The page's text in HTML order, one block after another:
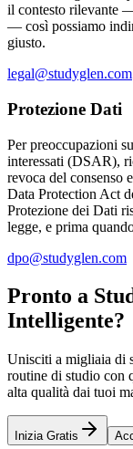
il contesto rilevante
— così possiamo
giusto.
legal@studyglen.com
Protezione Dati
Per preoccupazioni
interessati (DSAR),
revoca del consenso
Data Protection Act
Protezione dei Dati
legge, e prima
dpo@studyglen.com
Pronto a
Intelligente?
Unisciti a migliaia di
routine di studio con
alta qualità dai tuoi
Inizia Gratis